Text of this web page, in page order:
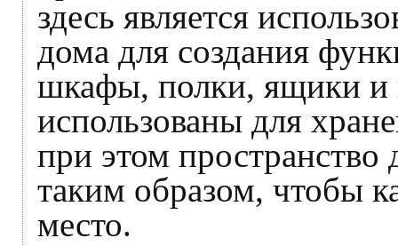
здесь является
дома для создания
шкафы, полки, ящики и
использованы для
при этом
таким образом, чтобы
место.